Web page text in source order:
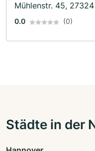
Mühlenstr. 45,
0.0 (0)
Städte in der